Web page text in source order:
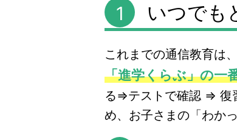
1 いつでも
これまでの通信教育は、
「進学くらぶ」の一
る⇒テストで確認 ⇒ 復
め、お子さまの「わか